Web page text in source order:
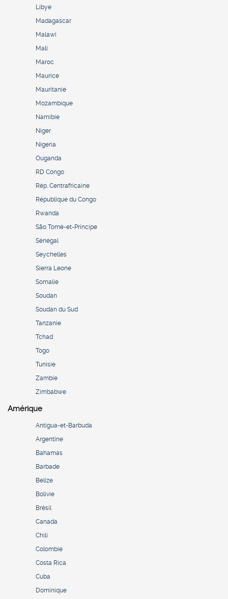
Libye
Madagascar
Malawi
Mali
Maroc
Maurice
Mauritanie
Mozambique
Namibie
Niger
Nigeria
Ouganda
RD Congo
Rép. Centrafricaine
République du Congo
Rwanda
São Tomé-et-Principe
Sénégal
Seychelles
Sierra Leone
Somalie
Soudan
Soudan du Sud
Tanzanie
Tchad
Togo
Tunisie
Zambie
Zimbabwe
Amérique
Antigua-et-Barbuda
Argentine
Bahamas
Barbade
Belize
Bolivie
Brésil
Canada
Chili
Colombie
Costa Rica
Cuba
Dominique